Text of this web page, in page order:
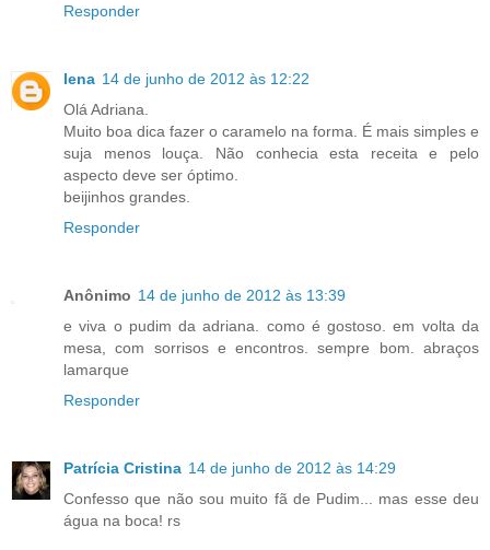
Responder
lena 14 de junho de 2012 às 12:22
Olá Adriana.
Muito boa dica fazer o caramelo na forma. É mais simples e
suja menos louça. Não conhecia esta receita e pelo
aspecto deve ser óptimo.
beijinhos grandes.
Responder
Anônimo 14 de junho de 2012 às 13:39
e viva o pudim da adriana. como é gostoso. em volta da
mesa, com sorrisos e encontros. sempre bom. abraços
lamarque
Responder
Patrícia Cristina 14 de junho de 2012 às 14:29
Confesso que não sou muito fã de Pudim... mas esse deu
água na boca! rs